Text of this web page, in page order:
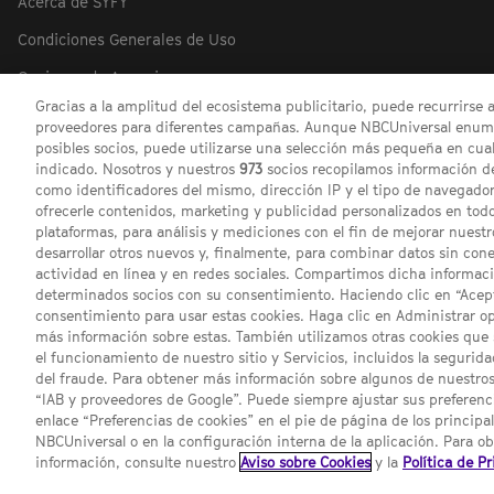
Condiciones Generales de Uso
Opciones de Anuncios
Política de privacidad
Preferencias de cookies
Channel
sites
SCI FI
©
Gracias a la amplitud del ecosistema publicitario, puede recurrirse
proveedores para diferentes campañas. Aunque NBCUniversal
posibles socios, puede utilizarse una selección más pequeña en
indicado. Nosotros y nuestros 973 socios recopilamos información
como identificadores del mismo, dirección IP y el tipo de
ofrecerle contenidos, marketing y publicidad personalizados en
plataformas, para análisis y mediciones con el fin de mejorar
desarrollar otros nuevos y, finalmente, para combinar datos sin
actividad en línea y en redes sociales. Compartimos dicha
determinados socios con su consentimiento. Haciendo clic en
consentimiento para usar estas cookies. Haga clic en Administrar
más información sobre estas. También utilizamos otras cookies que
el funcionamiento de nuestro sitio y Servicios, incluidos la
del fraude. Para obtener más información sobre algunos de
“IAB y proveedores de Google”. Puede siempre ajustar sus
enlace “Preferencias de cookies” en el pie de página de los
NBCUniversal o en la configuración interna de la aplicación. Para
información, consulte nuestro Aviso sobre Cookies y la Política de